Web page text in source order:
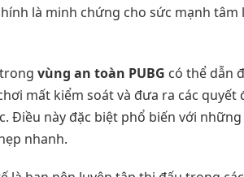
là minh chứng cho sức mạnh tâm
vùng an toàn PUBG có thể dẫn
mất kiểm soát và đưa ra các
Điều này đặc biệt phổ biến với
nhanh.